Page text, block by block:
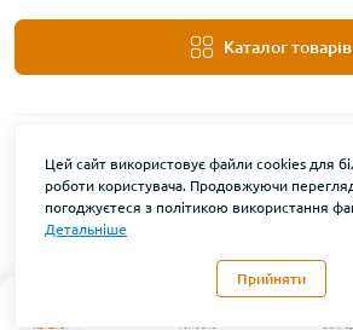
Каталог Головна
Каталог товарів
Цей сайт використовує файли cookies для
роботи користувача. Продовжуючи
погоджуєтеся з політикою використання
Детальніше
Прийняти